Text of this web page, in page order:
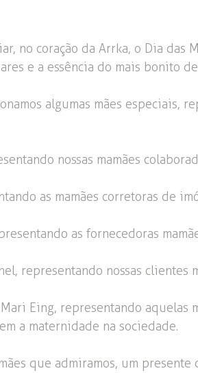
no coração da Arrka, o Dia das
e a essência do mais bonito
algumas mães especiais,
nossas mamães
as mamães corretoras de
as fornecedoras
representando nossas clientes
Eing, representando aquelas
a maternidade na sociedade.
que admiramos, um presente